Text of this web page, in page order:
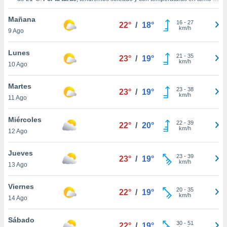
y
en
más
nuestra
y
de
aceptar
los22°C.Durante la noche, habrá parcialmente nuboso con
temperaturas cercanas a los
una velocidad media de
Mañana
9 Ago
22° / 18° 16- 27
km/h
Lunes
10 Ago
23° / 19° 21 - 35
km/h
Martes
11 Ago
23° / 19° 23- 38
km/h
Miércoles
12 Ago
22° / 20° 22- 39
km/h
Jueves
13 Ago
23° / 19° 23- 39
km/h
Viernes
14 Ago
22° / 19° 20- 35
km/h
Sábado 30- 51